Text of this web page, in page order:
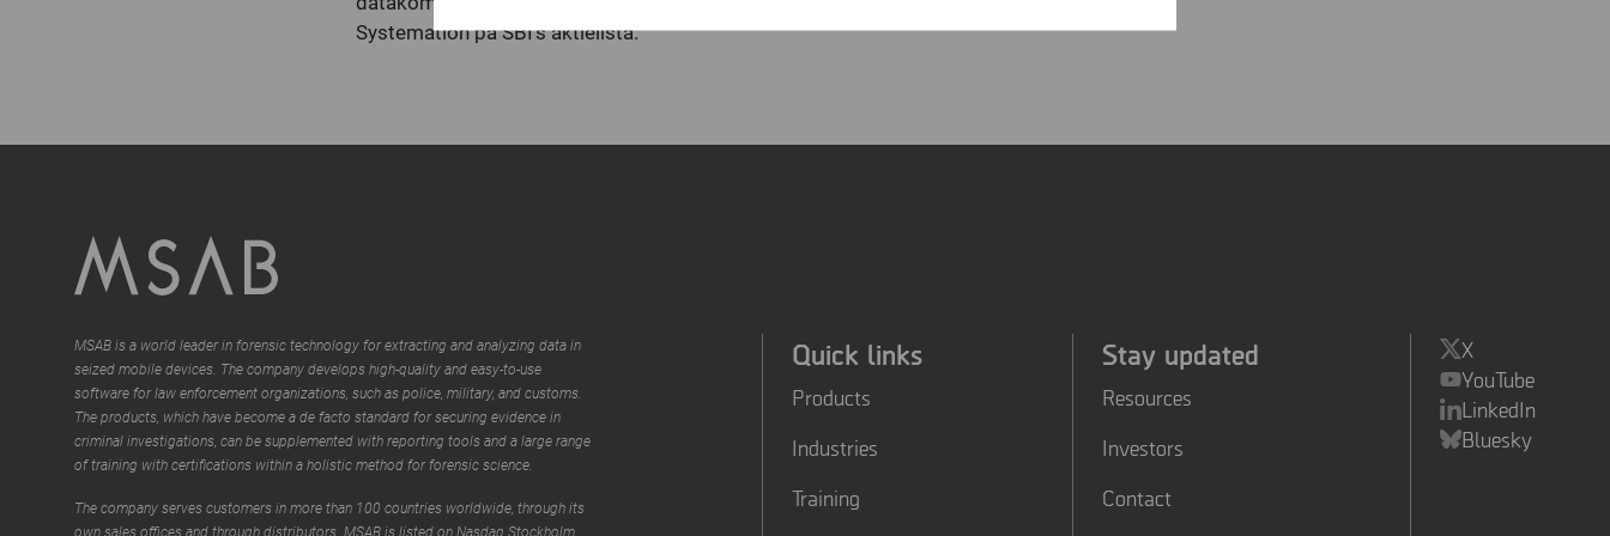
Systemation på SBI’s aktielista.
MSAB is a world leader in forensic technology for extracting and analyzing data in
seized mobile devices. The company develops high-quality and easy-to-use
software for law enforcement organizations, such as police, military, and customs.
The products, which have become a de facto standard for securing evidence in
criminal investigations, can be supplemented with reporting tools and a large range
of training with certifications within a holistic method for forensic science.
The company serves customers in more than 100 countries worldwide, through its
own sales offices and through distributors. MSAB is listed on Nasdaq Stockholm
Quick links
Products
Industries
Training
Stay updated
Resources
Investors
Contact
X
YouTube
LinkedIn
Bluesky